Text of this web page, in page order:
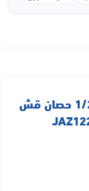
مكيف الجزيرة صحراوي 1/2 حصان قش